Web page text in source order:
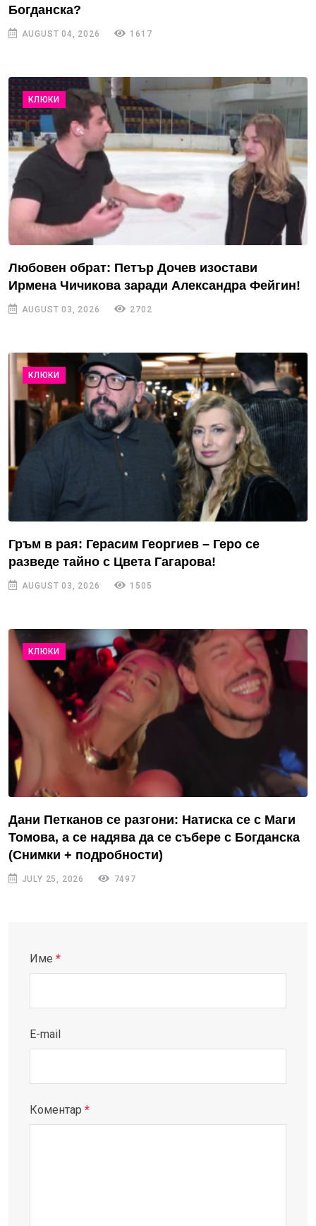
Богданска?
AUGUST 04, 2026 1617
КЛЮКИ
Любовен обрат: Петър Дочев изостави
Ирмена Чичикова заради Александра Фейгин!
AUGUST 03, 2026 2702
КЛЮКИ
Гръм в рая: Герасим Георгиев – Геро се
разведе тайно с Цвета Гагарова!
AUGUST 03, 2026 1505
КЛЮКИ
Дани Петканов се разгони: Натиска се с Маги
Томова, а се надява да се събере с Богданска
(Снимки + подробности)
JULY 25, 2026 7497
Име *
E-mail
Коментар *